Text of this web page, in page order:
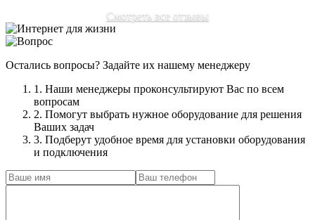
Смотреть все отзывы
Остались вопросы? Задайте их нашему менеджеру
1. Наши менеджеры проконсультируют Вас по всем
вопросам
2. Помогут выбрать нужное оборудование для решения
Ваших задач
3. Подберут удобное время для установки оборудования
и подключения